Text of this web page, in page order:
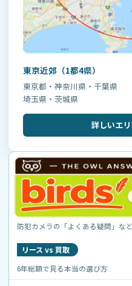
東京近郊（1都4県）
東京都・神奈川県・千葉県
埼玉県・茨城県
詳しいエ
防犯カメラの「よくある疑問」な
リース vs 買取
6年総額で見る本当の選び方